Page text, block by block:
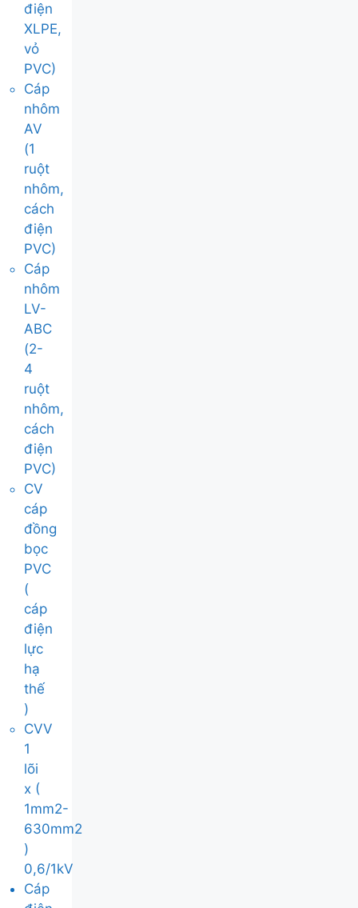
điện
XLPE,
vỏ
PVC)
Cáp
nhôm
AV
(1
ruột
nhôm,
cách
điện
PVC)
Cáp
nhôm
LV-
ABC
(2-
4
ruột
nhôm,
cách
điện
PVC)
CV
cáp
đồng
bọc
PVC
(
cáp
điện
lực
hạ
thế
)
CVV
1
lõi
x (
1mm2-
630mm2
)
0,6/1kV
Cáp